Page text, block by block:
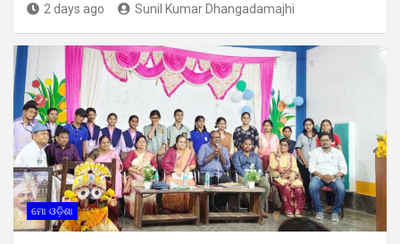
2 days ago Sunil Kumar Dhangadamajhi
ମୋ ଓଡ଼ିଶା